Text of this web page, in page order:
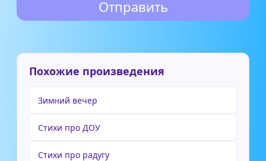
Похожие произведения
Зимний вечер
Стихи про ДОУ
Стихи про радугу